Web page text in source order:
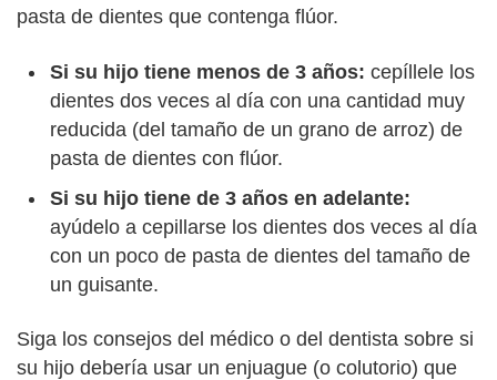
pasta de dientes que contenga flúor.
Si su hijo tiene menos de 3 años: cepíllele los
dientes dos veces al día con una cantidad muy
reducida (del tamaño de un grano de arroz) de
pasta de dientes con flúor.
Si su hijo tiene de 3 años en adelante:
ayúdelo a cepillarse los dientes dos veces al día
con un poco de pasta de dientes del tamaño de
un guisante.
Siga los consejos del médico o del dentista sobre si
su hijo debería usar un enjuague (o colutorio) que